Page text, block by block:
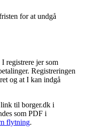
for at undgå
registrere jer som
Registreringen
og at I kan indgå
til borger.dk i
som PDF i
flytning.